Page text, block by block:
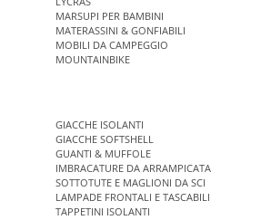
MARSUPI PER BAMBINI
MATERASSINI & GONFIABILI
MOBILI DA CAMPEGGIO
MOUNTAINBIKE
GIACCHE ISOLANTI
GIACCHE SOFTSHELL
GUANTI & MUFFOLE
IMBRACATURE DA ARRAMPICATA
SOTTOTUTE E MAGLIONI DA SCI
LAMPADE FRONTALI E TASCABILI
TAPPETINI ISOLANTI